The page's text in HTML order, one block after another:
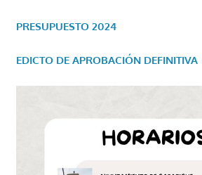
PRESUPUESTO 2024
EDICTO DE APROBACIÓN DEFINITIVA